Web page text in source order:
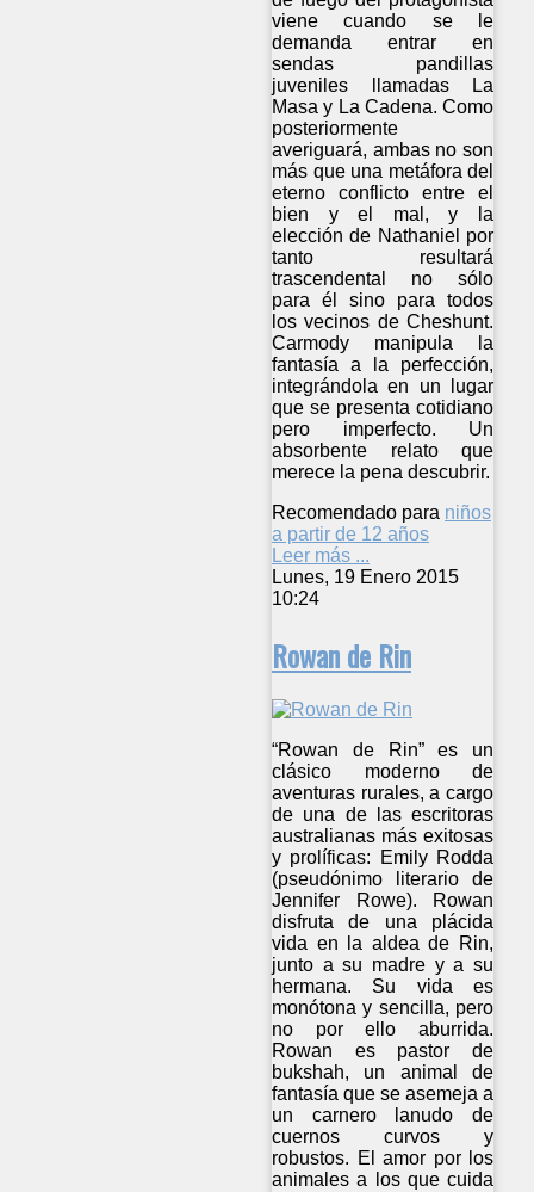
viene cuando se le
demanda entrar en
sendas pandillas
juveniles llamadas La
Masa y La Cadena. Como
posteriormente
averiguará, ambas no son
más que una metáfora del
eterno conflicto entre el
bien y el mal, y la
elección de Nathaniel por
tanto resultará
trascendental no sólo
para él sino para todos
los vecinos de Cheshunt.
Carmody manipula la
fantasía a la perfección,
integrándola en un lugar
que se presenta cotidiano
pero imperfecto. Un
absorbente relato que
merece la pena descubrir.
Recomendado para niños
a partir de 12 años
Leer más ...
Lunes, 19 Enero 2015
10:24
Rowan de Rin
“Rowan de Rin” es un
clásico moderno de
aventuras rurales, a cargo
de una de las escritoras
australianas más exitosas
y prolíficas: Emily Rodda
(pseudónimo literario de
Jennifer Rowe). Rowan
disfruta de una plácida
vida en la aldea de Rin,
junto a su madre y a su
hermana. Su vida es
monótona y sencilla, pero
no por ello aburrida.
Rowan es pastor de
bukshah, un animal de
fantasía que se asemeja a
un carnero lanudo de
cuernos curvos y
robustos. El amor por los
animales a los que cuida